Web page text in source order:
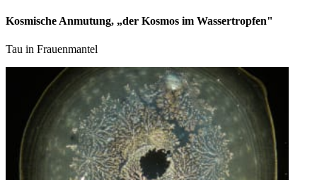
Kosmische Anmutung, „der Kosmos im Wassertropfen"
Tau in Frauenmantel